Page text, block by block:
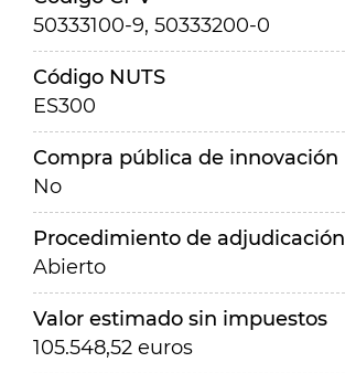
50333100-9, 50333200-0
Código NUTS
ES300
Compra pública de innovación
No
Procedimiento de adjudicación
Abierto
Valor estimado sin impuestos
105.548,52 euros